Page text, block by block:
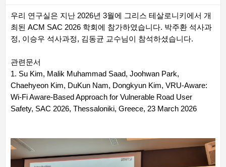
우리 연구실은 지난 2026년 3월에 그리스 테살로니키에서 개
최된 ACM SAC 2026 학회에 참가하였습니다. 박주환 석사과
정, 이승우 석사과정, 김동균 교수님이 참석하셨습니다.
관련문서
1. Su Kim, Malik Muhammad Saad, Joohwan Park,
Chaehyeon Kim, DuKun Nam, Dongkyun Kim, VRU-Aware:
Wi-Fi Aware-Based Approach for Vulnerable Road User
Safety, SAC 2026, Thessaloniki, Greece, 23 March 2026